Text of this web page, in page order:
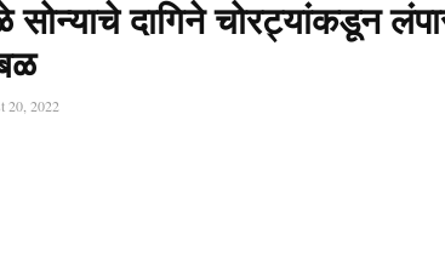
सोन्याचे दागिने चोरट्यांकडून
20, 2022